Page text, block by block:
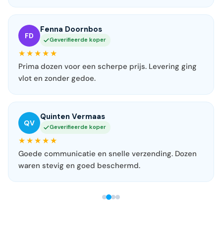
FD
Fenna Doornbos
Geverifieerde koper
★★★★★
Prima dozen voor een scherpe prijs. Levering ging
vlot en zonder gedoe.
QV
Quinten Vermaas
Geverifieerde koper
★★★★★
Goede communicatie en snelle verzending. Dozen
waren stevig en goed beschermd.